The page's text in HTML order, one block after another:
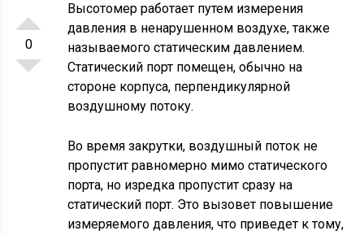
0
Высотомер работает путем измерения
давления в ненарушенном воздухе, также
называемого статическим давлением.
Статический порт помещен, обычно на
стороне корпуса, перпендикулярной
воздушному потоку.
Во время закрутки, воздушный поток не
пропустит равномерно мимо статического
порта, но изредка пропустит сразу на
статический порт. Это вызовет повышение
измеряемого давления, что приведет к тому,